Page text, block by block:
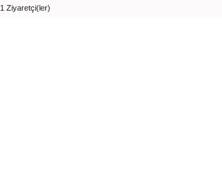
1 Ziyaretçi(ler)